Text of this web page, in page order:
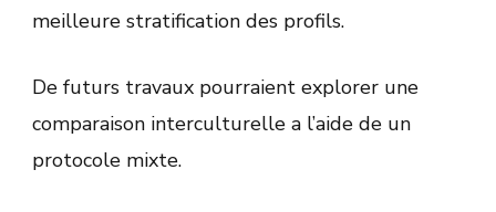
meilleure stratification des profils.
De futurs travaux pourraient explorer une
comparaison interculturelle a l’aide de un
protocole mixte.